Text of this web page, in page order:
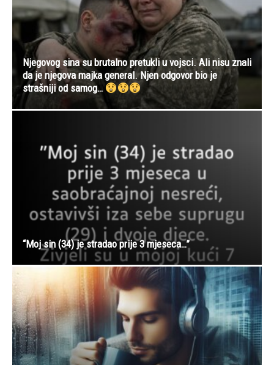
Njegovog sina su brutalno pretukli u vojsci. Ali nisu znali
da je njegova majka general. Njen odgovor bio je
strašniji od samog…
“Moj sin (34) je stradao prije 3 mjeseca…”